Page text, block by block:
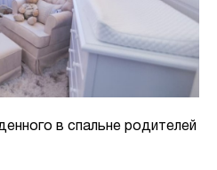
в спальне родителей